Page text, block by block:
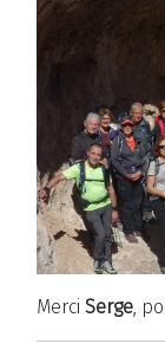
Merci Serge ,